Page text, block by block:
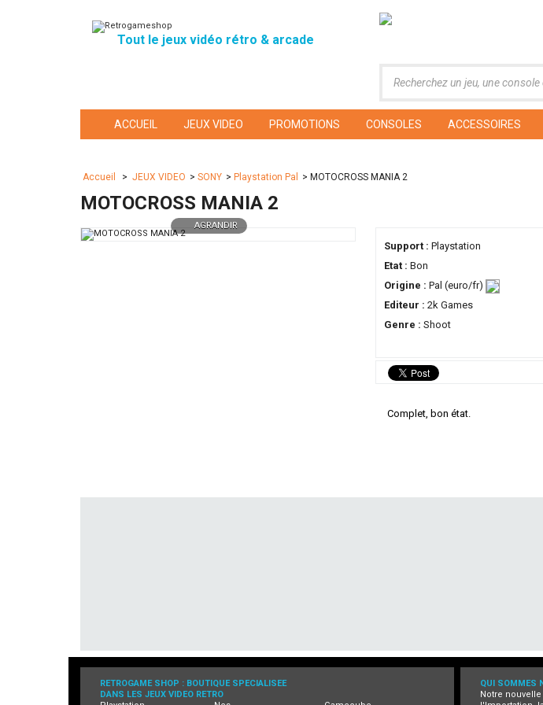
Tout le jeux vidéo rétro & arcade
ACCUEIL JEUX VIDEO PROMOTIONS CONSOLES ACCESSOIRES
Accueil > JEUX VIDEO > SONY > Playstation Pal > MOTOCROSS MANIA 2
MOTOCROSS MANIA 2
AGRANDIR
Support : Playstation
Etat : Bon
Origine : Pal (euro/fr)
Editeur : 2k Games
Genre : Shoot
Complet, bon état.
RETROGAME SHOP : BOUTIQUE SPECIALISEE
DANS LES JEUX VIDEO RETRO
QUI SOMMES
Notre